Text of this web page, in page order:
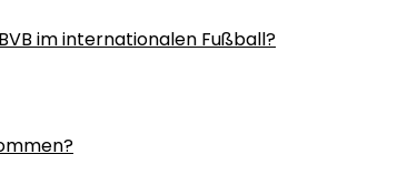
im internationalen Fußball?